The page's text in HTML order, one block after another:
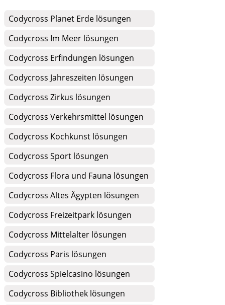
Codycross Planet Erde lösungen
Codycross Im Meer lösungen
Codycross Erfindungen lösungen
Codycross Jahreszeiten lösungen
Codycross Zirkus lösungen
Codycross Verkehrsmittel lösungen
Codycross Kochkunst lösungen
Codycross Sport lösungen
Codycross Flora und Fauna lösungen
Codycross Altes Ägypten lösungen
Codycross Freizeitpark lösungen
Codycross Mittelalter lösungen
Codycross Paris lösungen
Codycross Spielcasino lösungen
Codycross Bibliothek lösungen